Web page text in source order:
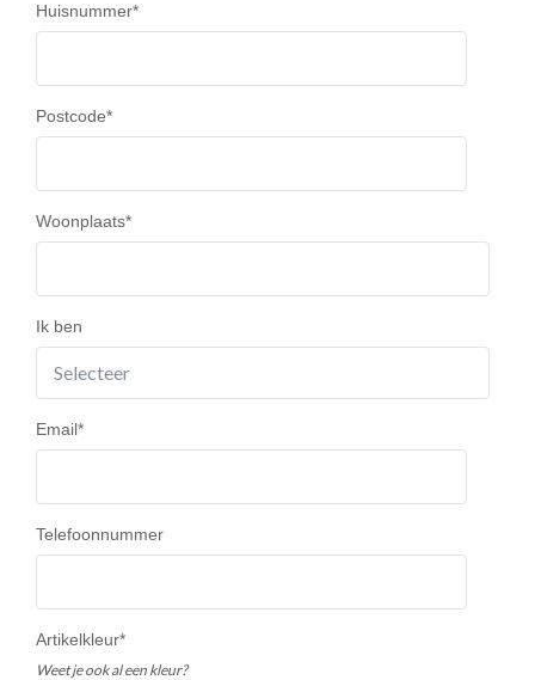
Huisnummer*
Postcode*
Woonplaats*
Ik ben
Email*
Telefoonnummer
Artikelkleur*
Weet je ook al een kleur?